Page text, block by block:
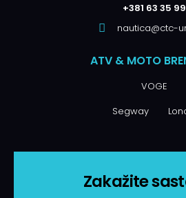
+381 63 35
nautica@ctc-
ATV & MOTO
VOGE
Segway
Zakažite